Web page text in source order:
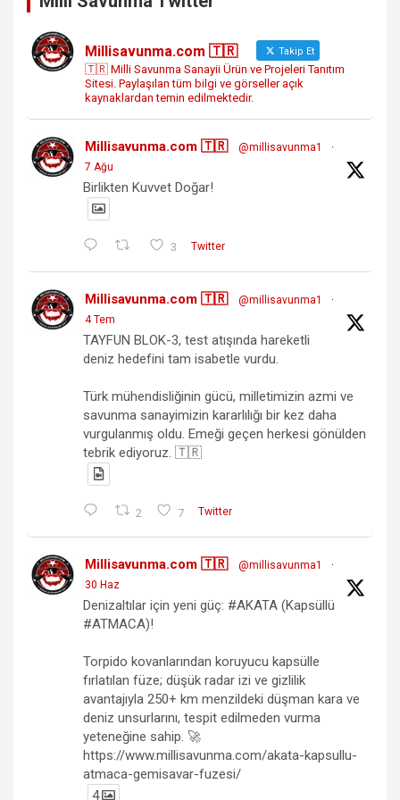
Millisavunma.com 🇹🇷 Takip Et
🇹🇷 Milli Savunma Sanayii Ürün ve Projeleri Tanıtım
Sitesi. Paylaşılan tüm bilgi ve görseller açık
kaynaklardan temin edilmektedir.
Millisavunma.com 🇹🇷 @millisavunma1
·
7 Ağu
Birlikten Kuvvet Doğar!
3 Twitter
Millisavunma.com 🇹🇷 @millisavunma1
·
4 Tem
TAYFUN BLOK-3, test atışında hareketli
deniz hedefini tam isabetle vurdu.
Türk mühendisliğinin gücü, milletimizin azmi ve
savunma sanayimizin kararlılığı bir kez daha
vurgulanmış oldu. Emeği geçen herkesi gönülden
tebrik ediyoruz. 🇹🇷
2 7 Twitter
Millisavunma.com 🇹🇷 @millisavunma1
·
30 Haz
Denizaltılar için yeni güç: #AKATA (Kapsüllü
#ATMACA)!
Torpido kovanlarından koruyucu kapsülle
fırlatılan füze; düşük radar izi ve gizlilik
avantajıyla 250+ km menzildeki düşman kara ve
deniz unsurlarını, tespit edilmeden vurma
yeteneğine sahip. 🚀
https://www.millisavunma.com/akata-kapsullu-
atmaca-gemisavar-fuzesi/
4